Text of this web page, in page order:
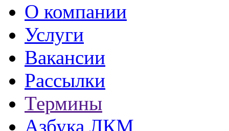
О компании
Услуги
Вакансии
Рассылки
Термины
Азбука ЛКМ